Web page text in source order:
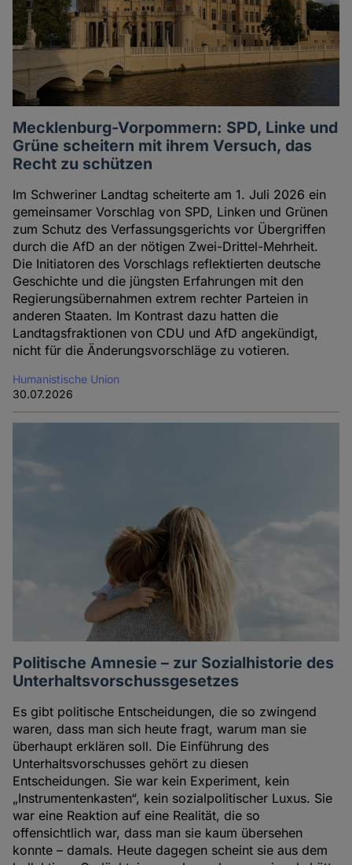
Mecklenburg-Vorpommern: SPD, Linke und
Grüne scheitern mit ihrem Versuch, das
Recht zu schützen
Im Schweriner Landtag scheiterte am 1. Juli 2026 ein
gemeinsamer Vorschlag von SPD, Linken und Grünen
zum Schutz des Verfassungsgerichts vor Übergriffen
durch die AfD an der nötigen Zwei-Drittel-Mehrheit.
Die Initiatoren des Vorschlags reflektierten deutsche
Geschichte und die jüngsten Erfahrungen mit den
Regierungsübernahmen extrem rechter Parteien in
anderen Staaten. Im Kontrast dazu hatten die
Landtagsfraktionen von CDU und AfD angekündigt,
nicht für die Änderungsvorschläge zu votieren.
Humanistische Union
30.07.2026
Politische Amnesie – zur Sozialhistorie des
Unterhaltsvorschussgesetzes
Es gibt politische Entscheidungen, die so zwingend
waren, dass man sich heute fragt, warum man sie
überhaupt erklären soll. Die Einführung des
Unterhaltsvorschusses gehört zu diesen
Entscheidungen. Sie war kein Experiment, kein
„Instrumentenkasten“, kein sozialpolitischer Luxus. Sie
war eine Reaktion auf eine Realität, die so
offensichtlich war, dass man sie kaum übersehen
konnte – damals. Heute dagegen scheint sie aus dem